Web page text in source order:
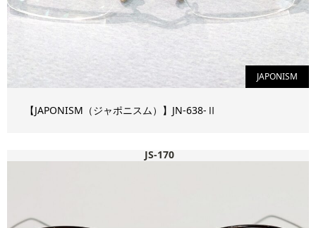
JAPONISM
【JAPONISM（ジャポニスム）】JN-638-Ⅱ
JS-170